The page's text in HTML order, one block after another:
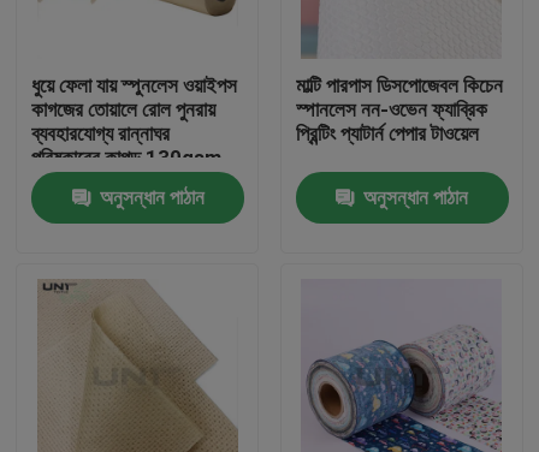
বাড়ি
আমাদের সম্পর্কে
ধুয়ে ফেলা যায় স্পুনলেস ওয়াইপস
কাগজের তোয়ালে রোল পুনরায়
ব্যবহারযোগ্য রান্নাঘর
পরিষ্কারের কাপড় 130gsm
অনুসন্ধান পাঠান
মাল্টি পারপাস ডিসপোজেবল কিচেন
স্পানলেস নন-ওভেন ফ্যাব্রিক
প্রিন্টিং প্যাটার্ন পেপার টাওয়েল
অনুসন্ধান পাঠান